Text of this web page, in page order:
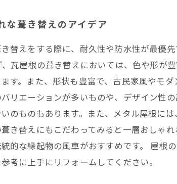
な葺き替えのアイデア
替えをする際に、耐久性や防水性が最優
、瓦屋根の葺き替えにおいては、色や形が
す。また、形状も豊富で、古民家風やモ
リエーションが多いものや、デザイン性
いのものもあります。また、メタル屋根に
き替えにもこだわってみると一層おしゃ
的な縁起物の風車がおすすめです。 屋根
考に上手にリフォームしてください。